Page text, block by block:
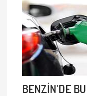
BENZİN'DE